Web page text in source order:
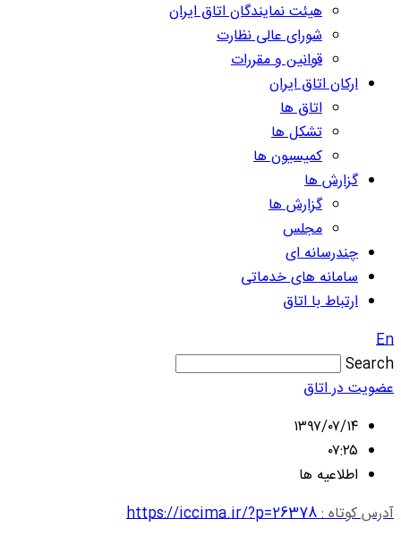
هیئت نمایندگان اتاق ایران
شورای عالی نظارت
قوانین و مقررات
ارکان اتاق ایران
اتاق ها
تشکل ها
کمیسیون ها
گزارش ها
گزارش ها
مجلس
چندرسانه ای
سامانه های خدماتی
ارتباط با اتاق
En
Search
عضویت در اتاق
۱۳۹۷/۰۷/۱۴
۰۷:۲۵
اطلاعیه ها
آدرس کوتاه :https://iccima.ir/?p=26378